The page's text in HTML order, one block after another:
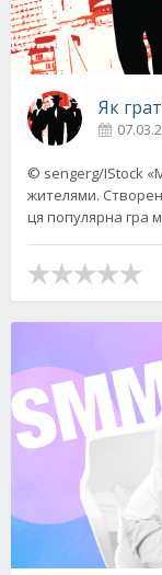
Як
© sengerg/IStock
жителями.
ця популярна гра